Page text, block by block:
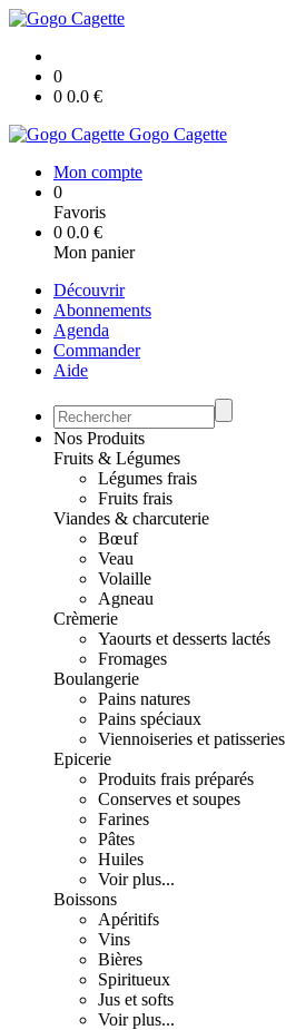
0
0 0.0 €
Gogo Cagette
Mon compte
0
Favoris
0 0.0 €
Mon panier
Découvrir
Abonnements
Agenda
Commander
Aide
Nos Produits
Fruits & Légumes
Légumes frais
Fruits frais
Viandes & charcuterie
Bœuf
Veau
Volaille
Agneau
Crèmerie
Yaourts et desserts lactés
Fromages
Boulangerie
Pains natures
Pains spéciaux
Viennoiseries et patisseries
Epicerie
Produits frais préparés
Conserves et soupes
Farines
Pâtes
Huiles
Voir plus...
Boissons
Apéritifs
Vins
Bières
Spiritueux
Jus et softs
Voir plus...